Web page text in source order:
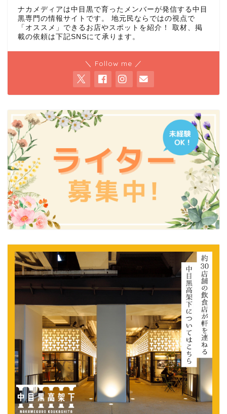
ナカメディアは中目黒で育ったメンバーが発信する中目
黒専門の情報サイトです。 地元民ならではの視点で
「オススメ」できるお店やスポットを紹介！ 取材、掲
載の依頼は下記SNSにて承ります。
＼ Follow me ／